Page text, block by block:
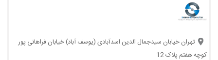
تهران خیابان سیدجمال الدین اسدآبادی (یوسف آباد) خیابان فراهانی پور
کوچه هفتم پلاک 12